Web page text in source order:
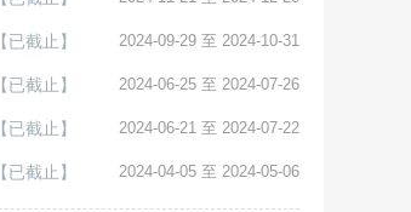
2024-09-29 至 2024-10-31
【已截止】
2024-06-25 至 2024-07-26
【已截止】
2024-06-21 至 2024-07-22
【已截止】
2024-04-05 至 2024-05-06
【已截止】